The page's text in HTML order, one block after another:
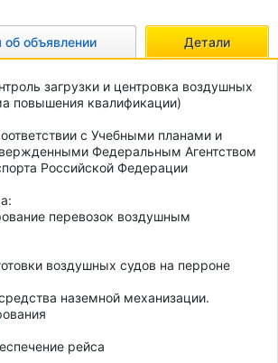
объявлении Детали
загрузки и центровка воздушных
повышения квалификации)
с Учебными планами и
Федеральным Агентством
Российской Федерации
перевозок воздушным
воздушных судов на перроне
наземной механизации.
рейса